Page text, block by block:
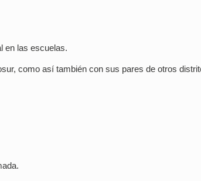
en las escuelas.
como así también con sus pares de otros